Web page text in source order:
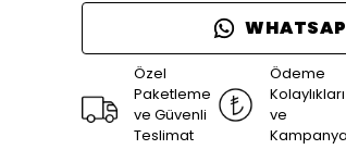
Özel
Paketleme
ve Güvenli
Teslimat
Ödeme
Kolaylıkları
ve